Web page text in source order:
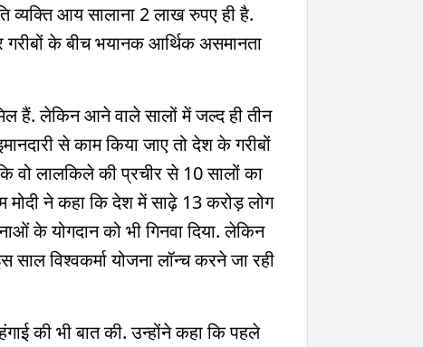
व्यक्ति आय सालाना 2 लाख रुपए ही है.
के बीच भयानक आर्थिक असमानता
हैं. लेकिन आने वाले सालों में जल्द ही तीन
से काम किया जाए तो देश के गरीबों
वो लालकिले की प्रचीर से 10 सालों का
मोदी ने कहा कि देश में साढ़े 13 करोड़ लोग
के योगदान को भी गिनवा दिया. लेकिन
विश्वकर्मा योजना लॉन्च करने जा रही
की भी बात की. उन्होंने कहा कि पहले